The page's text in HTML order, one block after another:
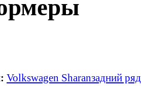
Volkswagen Sharanзадний